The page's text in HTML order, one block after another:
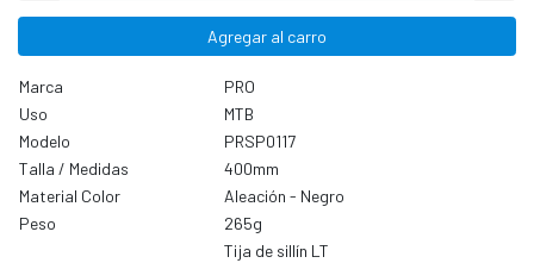
Agregar al carro
Marca
PRO
Uso
MTB
Modelo
PRSP0117
Talla / Medidas
400mm
Material Color
Aleación - Negro
Peso
265g
Tija de sillín LT